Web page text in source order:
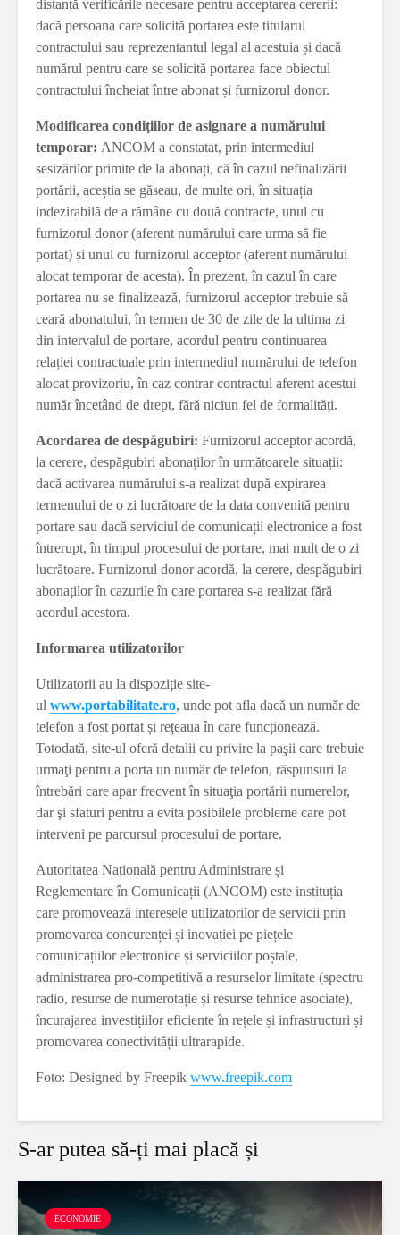
distanță verificările necesare pentru acceptarea cererii:
dacă persoana care solicită portarea este titularul
contractului sau reprezentantul legal al acestuia și dacă
numărul pentru care se solicită portarea face obiectul
contractului încheiat între abonat și furnizorul donor.
Modificarea condițiilor de asignare a numărului
temporar: ANCOM a constatat, prin intermediul
sesizărilor primite de la abonați, că în cazul nefinalizării
portării, aceștia se găseau, de multe ori, în situația
indezirabilă de a rămâne cu două contracte, unul cu
furnizorul donor (aferent numărului care urma să fie
portat) și unul cu furnizorul acceptor (aferent numărului
alocat temporar de acesta). În prezent, în cazul în care
portarea nu se finalizează, furnizorul acceptor trebuie să
ceară abonatului, în termen de 30 de zile de la ultima zi
din intervalul de portare, acordul pentru continuarea
relației contractuale prin intermediul numărului de telefon
alocat provizoriu, în caz contrar contractul aferent acestui
număr încetând de drept, fără niciun fel de formalități.
Acordarea de despăgubiri: Furnizorul acceptor acordă,
la cerere, despăgubiri abonaților în următoarele situații:
dacă activarea numărului s-a realizat după expirarea
termenului de o zi lucrătoare de la data convenită pentru
portare sau dacă serviciul de comunicații electronice a fost
întrerupt, în timpul procesului de portare, mai mult de o zi
lucrătoare. Furnizorul donor acordă, la cerere, despăgubiri
abonaților în cazurile în care portarea s-a realizat fără
acordul acestora.
Informarea utilizatorilor
Utilizatorii au la dispoziție site-
ul www.portabilitate.ro, unde pot afla dacă un număr de
telefon a fost portat și rețeaua în care funcționează.
Totodată, site-ul oferă detalii cu privire la paşii care trebuie
urmaţi pentru a porta un număr de telefon, răspunsuri la
întrebări care apar frecvent în situaţia portării numerelor,
dar şi sfaturi pentru a evita posibilele probleme care pot
interveni pe parcursul procesului de portare.
Autoritatea Națională pentru Administrare și
Reglementare în Comunicații (ANCOM) este instituția
care promovează interesele utilizatorilor de servicii prin
promovarea concurenței și inovației pe piețele
comunicațiilor electronice și serviciilor poștale,
administrarea pro-competitivă a resurselor limitate (spectru
radio, resurse de numerotație și resurse tehnice asociate),
încurajarea investițiilor eficiente în rețele și infrastructuri și
promovarea conectivității ultrarapide.
Foto: Designed by Freepik www.freepik.com
S-ar putea să-ți mai placă și
ECONOMIE